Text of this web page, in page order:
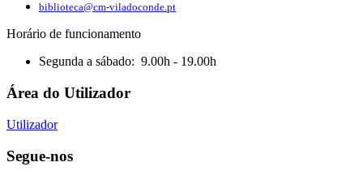
biblioteca@cm-viladoconde.pt
Horário de funcionamento
Segunda a sábado: 9.00h - 19.00h
Área do Utilizador
Utilizador
Segue-nos